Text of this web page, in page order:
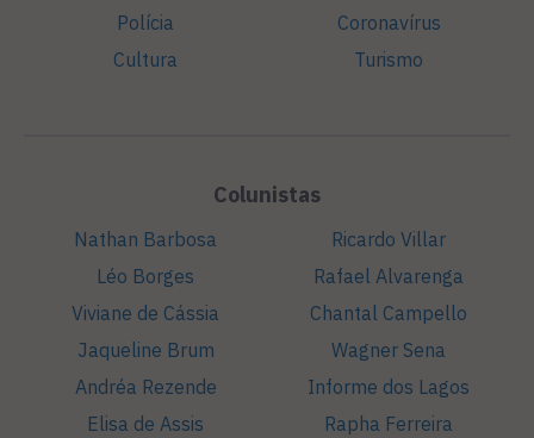
Polícia
Cultura
Coronavírus
Turismo
Colunistas
Nathan Barbosa
Léo Borges
Viviane de Cássia
Jaqueline Brum
Andréa Rezende
Elisa de Assis
Ricardo Villar
Rafael Alvarenga
Chantal Campello
Wagner Sena
Informe dos Lagos
Rapha Ferreira